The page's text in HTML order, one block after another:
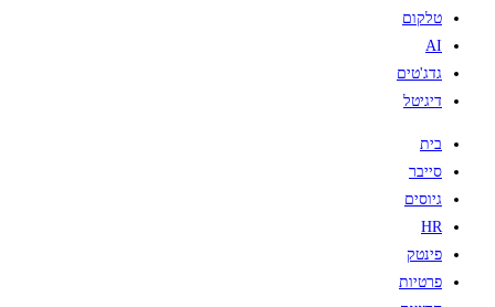
טלקום
AI
גדג'טים
דיגיטל
בית
סייבר
גיוסים
HR
פינטק
פרטיות